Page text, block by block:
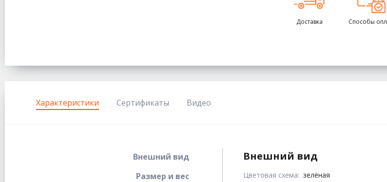
Доставка Способы
Характеристики Сертификаты Видео
Внешний вид
Размер и вес
Внешний вид
Цветовая схема: зелёная